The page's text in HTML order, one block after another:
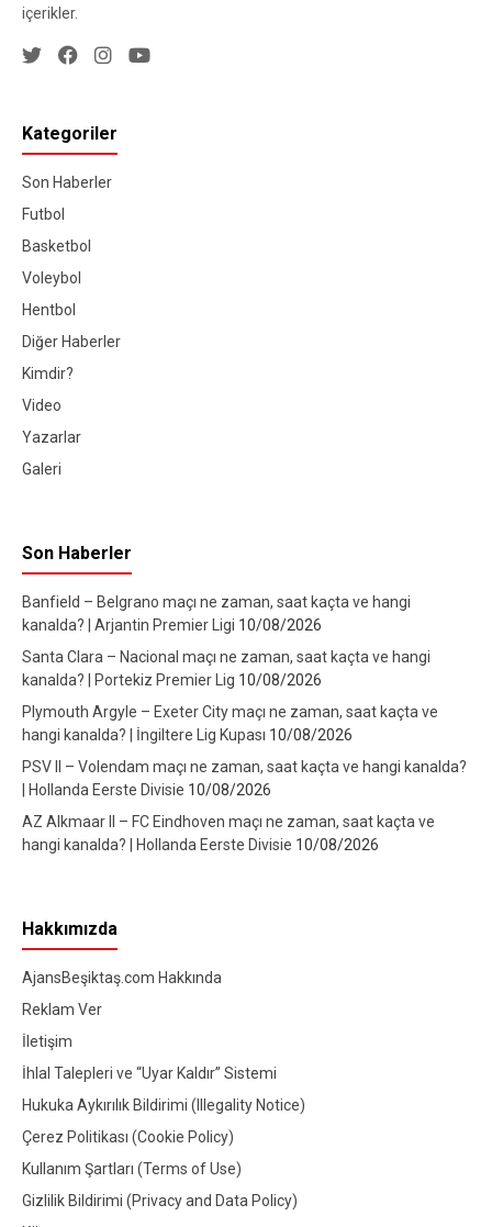
içerikler.
Kategoriler
Son Haberler
Futbol
Basketbol
Voleybol
Hentbol
Diğer Haberler
Kimdir?
Video
Yazarlar
Galeri
Son Haberler
Banfield – Belgrano maçı ne zaman, saat kaçta ve hangi
kanalda? | Arjantin Premier Ligi 10/08/2026
Santa Clara – Nacional maçı ne zaman, saat kaçta ve hangi
kanalda? | Portekiz Premier Lig 10/08/2026
Plymouth Argyle – Exeter City maçı ne zaman, saat kaçta ve
hangi kanalda? | İngiltere Lig Kupası 10/08/2026
PSV II – Volendam maçı ne zaman, saat kaçta ve hangi kanalda?
| Hollanda Eerste Divisie 10/08/2026
AZ Alkmaar II – FC Eindhoven maçı ne zaman, saat kaçta ve
hangi kanalda? | Hollanda Eerste Divisie 10/08/2026
Hakkımızda
AjansBeşiktaş.com Hakkında
Reklam Ver
İletişim
İhlal Talepleri ve “Uyar Kaldır” Sistemi
Hukuka Aykırılık Bildirimi (Illegality Notice)
Çerez Politikası (Cookie Policy)
Kullanım Şartları (Terms of Use)
Gizlilik Bildirimi (Privacy and Data Policy)